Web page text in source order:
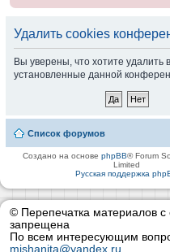
Удалить cookies
Вы уверены, что хотите удалить
установленные данной
Список форумов
Создано на основеphpBB® Forum
Limited
Русская поддержка
© Перепечатка материалов с
запрещена
По всем интересующим
mishanita@yandex.ru